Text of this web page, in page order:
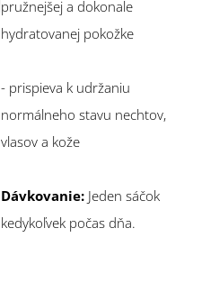
pružnejšej a dokonale
hydratovanej pokožke
- prispieva k udržaniu
normálneho stavu nechtov,
vlasov a kože
Dávkovanie: Jeden sáčok
kedykoľvek počas dňa.